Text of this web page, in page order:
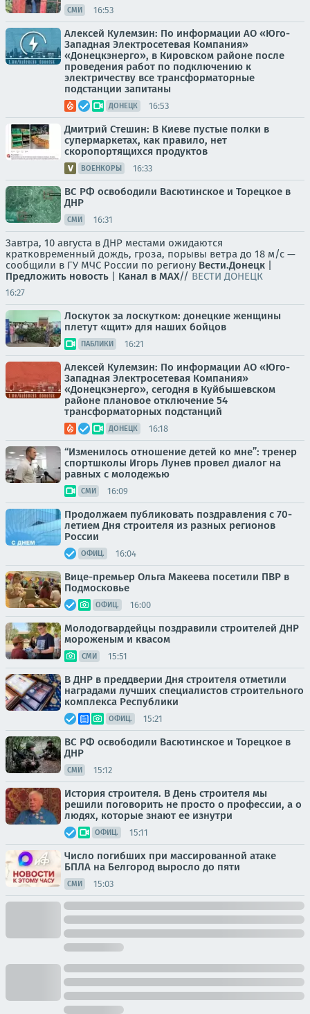
СМИ 16:53
Алексей Кулемзин: По информации АО «Юго-
Западная Электросетевая Компания»
«Донецкэнерго», в Кировском районе после
проведения работ по подключению к
электричеству все трансформаторные
подстанции запитаны
ДОНЕЦК 16:53
Дмитрий Стешин: В Киеве пустые полки в
супермаркетах, как правило, нет
скоропортящихся продуктов
ВОЕНКОРЫ 16:33
ВС РФ освободили Васютинское и Торецкое в
ДНР
СМИ 16:31
Завтра, 10 августа в ДНР местами ожидаются
кратковременный дождь, гроза, порывы ветра до 18 м/с —
сообщили в ГУ МЧС России по региону Вести.Донецк |
Предложить новость | Канал в MAX// ВЕСТИ ДОНЕЦК
16:27
Лоскуток за лоскутком: донецкие женщины
плетут «щит» для наших бойцов
ПАБЛИКИ 16:21
Алексей Кулемзин: По информации АО «Юго-
Западная Электросетевая Компания»
«Донецкэнерго», сегодня в Куйбышевском
районе плановое отключение 54
трансформаторных подстанций
ДОНЕЦК 16:18
“Изменилось отношение детей ко мне”: тренер
спортшколы Игорь Лунев провел диалог на
равных с молодежью
СМИ 16:09
Продолжаем публиковать поздравления с 70-
летием Дня строителя из разных регионов
России
ОФИЦ. 16:04
Вице-премьер Ольга Макеева посетили ПВР в
Подмосковье
ОФИЦ. 16:00
Молодогвардейцы поздравили строителей ДНР
мороженым и квасом
СМИ 15:51
В ДНР в преддверии Дня строителя отметили
наградами лучших специалистов строительного
комплекса Республики
ОФИЦ. 15:21
ВС РФ освободили Васютинское и Торецкое в
ДНР
СМИ 15:12
История строителя. В День строителя мы
решили поговорить не просто о профессии, а о
людях, которые знают ее изнутри
ОФИЦ. 15:11
Число погибших при массированной атаке
БПЛА на Белгород выросло до пяти
СМИ 15:03